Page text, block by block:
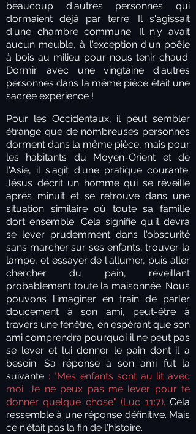
beaucoup d'autres personnes qui
dormaient déjà par terre. Il s'agissait
d'une chambre commune. Il n'y avait
aucun meuble, à l'exception d'un poêle
à bois au milieu pour nous tenir chaud.
Dormir avec une vingtaine d'autres
personnes dans la même pièce était une
sacrée expérience !
Pour les Occidentaux, il peut sembler
étrange que de nombreuses personnes
dorment dans la même pièce, mais pour
les habitants du Moyen-Orient et de
l'Asie, il s'agit d'une pratique courante.
Jésus décrit un homme qui se réveille
après minuit et se retrouve dans une
situation similaire où toute sa famille
dort ensemble. Cela signifie qu'il devra
se lever prudemment dans l'obscurité
sans marcher sur ses enfants, trouver la
lampe, et essayer de l'allumer, puis aller
chercher du pain, réveillant
probablement toute la maisonnée. Nous
pouvons l'imaginer en train de parler
doucement à son ami, peut-être à
travers une fenêtre, en espérant que son
ami comprendra pourquoi il ne peut pas
se lever et lui donner le pain dont il a
besoin. Sa réponse à son ami fut la
suivante : "Mes enfants sont au lit avec
moi. Je ne peux pas me lever pour te
donner quelque chose" (Luc 11:7). Cela
ressemble à une réponse définitive. Mais
ce n'était pas la fin de l'histoire.